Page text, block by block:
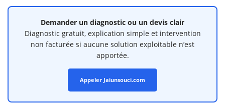
Demander un diagnostic ou un devis clair
Diagnostic gratuit, explication simple et intervention
non facturée si aucune solution exploitable n’est
apportée.
Appeler Jaiunsouci.com